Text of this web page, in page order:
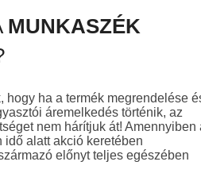
MUNKASZÉK
hogy ha a termék megrendelése
áremelkedés történik, az
nem hárítjuk át! Amennyiben
idő alatt akció keretében
előnyt teljes egészében